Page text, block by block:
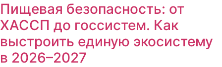
Пищевая безопасность: от
ХАССП до госсистем. Как
выстроить единую экосистему
в 2026–2027